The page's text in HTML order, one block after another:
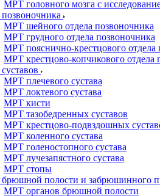
МРТ головного мозга с
МРТ шейного отдела позвоночника
МРТ грудного отдела позвоночника
МРТ пояснично-крестцового отдела
МРТ крестцово-копчикового отдела
МРТ плечевого сустава
МРТ локтевого сустава
МРТ кисти
МРТ тазобедренных суставов
МРТ крестцово-подвздошных
МРТ коленного сустава
МРТ голеностопного сустава
МРТ лучезапястного сустава
МРТ стопы
полости и забрюшинного
МРТ органов брюшной полости